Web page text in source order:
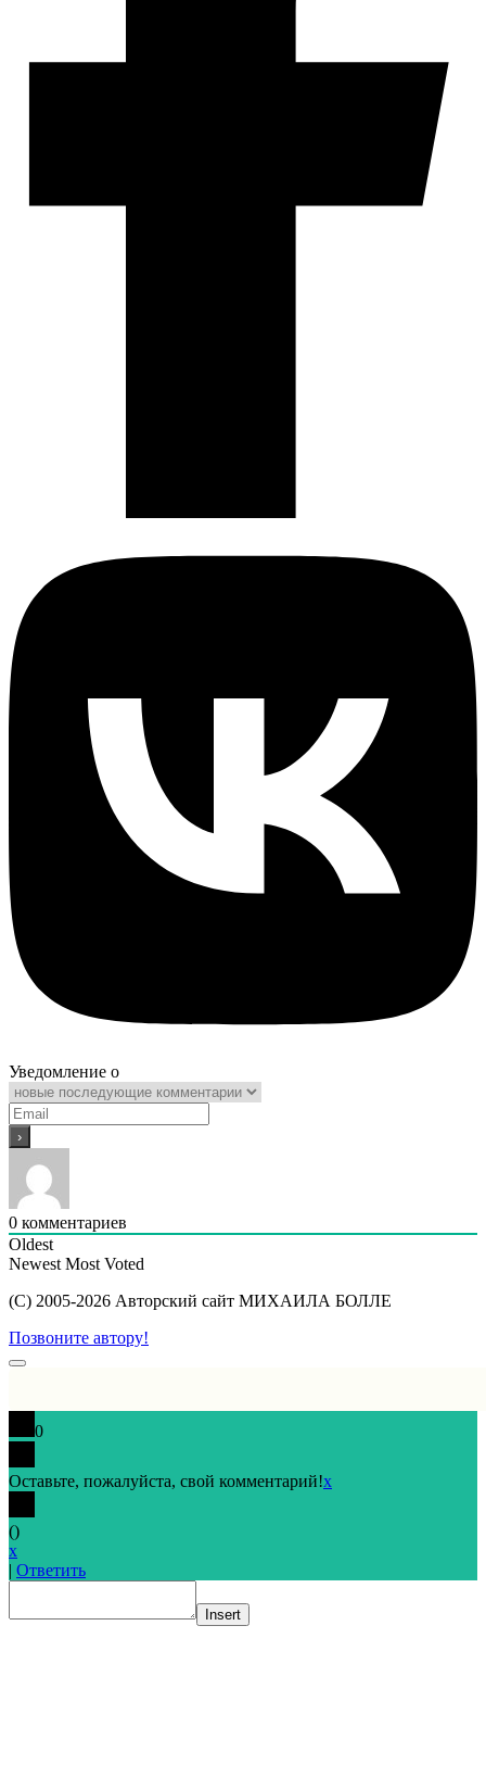
Уведомление о
0 комментариев
Oldest
Newest Most Voted
(C) 2005-2026 Авторский сайт МИХАИЛА БОЛЛЕ
Позвоните автору!
Пролистать
0
Оставьте, пожалуйста, свой комментарий!x
()
x
| Ответить
Insert